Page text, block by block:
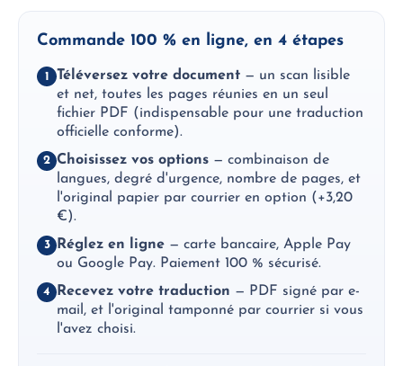
Commande 100 % en ligne, en 4 étapes
1 Téléversez votre document — un scan lisible
et net, toutes les pages réunies en un seul
fichier PDF (indispensable pour une traduction
officielle conforme).
2 Choisissez vos options — combinaison de
langues, degré d'urgence, nombre de pages, et
l'original papier par courrier en option (+3,20
€).
3 Réglez en ligne — carte bancaire, Apple Pay
ou Google Pay. Paiement 100 % sécurisé.
4 Recevez votre traduction — PDF signé par e-
mail, et l'original tamponné par courrier si vous
l'avez choisi.